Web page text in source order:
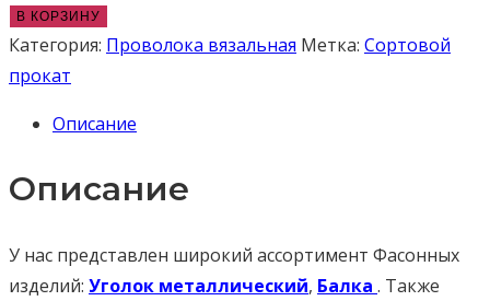
товара
Проволока
вязальная
стальная
бухте
В КОРЗИНУ
Категория: Проволока вязальная Метка: Сортовой
прокат
Описание
Описание
У нас представлен широкий ассортимент Фасонных
изделий: Уголок металлический, Балка . Также